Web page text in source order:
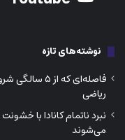
نوشته‌های تازه
فاصله‌ای که
ریاضی
نبرد ناتمام کانادا با
می‌شوند